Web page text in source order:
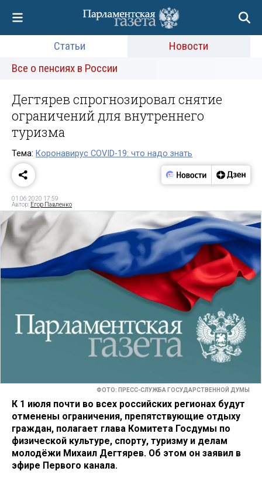
Статьи
Новости
Все о пенсиях в России
Дегтярев спрогнозировал снятие
ограничений для внутреннего
туризма
Тема: Коронавирус COVID-19: что надо знать
01.06.2020 17:59
Автор: Егор Павленко
ФОТО: ПРЕСС-СЛУЖБА ГОСУДАРСТВЕННОЙ ДУМЫ
К 1 июля почти во всех российских регионах будут
отменены ограничения, препятствующие отдыху
граждан, полагает глава Комитета Госдумы по
физической культуре, спорту, туризму и делам
молодёжи Михаил Дегтярев. Об этом он заявил в
эфире Первого канала.